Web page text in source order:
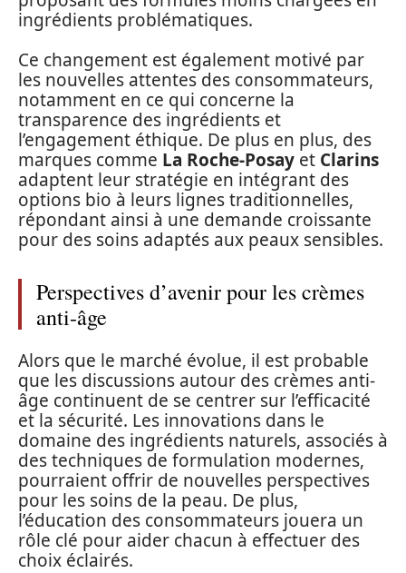
ingrédients problématiques.
Ce changement est également motivé par
les nouvelles attentes des consommateurs,
notamment en ce qui concerne la
transparence des ingrédients et
l’engagement éthique. De plus en plus, des
marques comme La Roche-Posay et Clarins
adaptent leur stratégie en intégrant des
options bio à leurs lignes traditionnelles,
répondant ainsi à une demande croissante
pour des soins adaptés aux peaux sensibles.
Perspectives d’avenir pour les crèmes
anti-âge
Alors que le marché évolue, il est probable
que les discussions autour des crèmes anti-
âge continuent de se centrer sur l’efficacité
et la sécurité. Les innovations dans le
domaine des ingrédients naturels, associés à
des techniques de formulation modernes,
pourraient offrir de nouvelles perspectives
pour les soins de la peau. De plus,
l’éducation des consommateurs jouera un
rôle clé pour aider chacun à effectuer des
choix éclairés.